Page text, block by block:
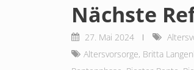
Nächste
27. Mai 2024
Altersvorsorge, Britta